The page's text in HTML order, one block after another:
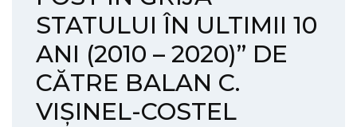
STATULUI ÎN ULTIMII 10
ANI (2010 – 2020)” DE
CĂTRE BALAN C.
VIȘINEL-COSTEL